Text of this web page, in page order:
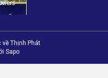
Thịnh Phát
Sapo